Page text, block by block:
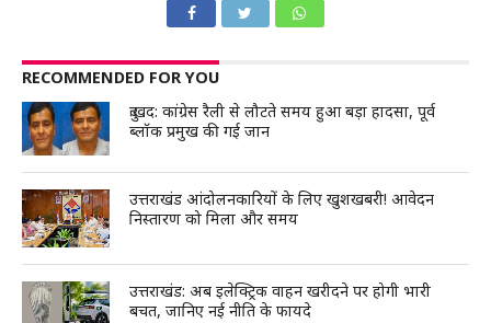
RECOMMENDED FOR YOU
दुःखद: कांग्रेस रैली से लौटते समय हुआ बड़ा हादसा, पूर्व
ब्लॉक प्रमुख की गई जान
उत्तराखंड आंदोलनकारियों के लिए खुशखबरी! आवेदन
निस्तारण को मिला और समय
उत्तराखंड: अब इलेक्ट्रिक वाहन खरीदने पर होगी भारी
बचत, जानिए नई नीति के फायदे